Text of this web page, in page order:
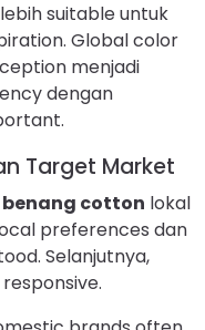
lebih suitable untuk
Global color
menjadi
dengan
Target Market
cotton lokal
preferences dan
Selanjutnya,